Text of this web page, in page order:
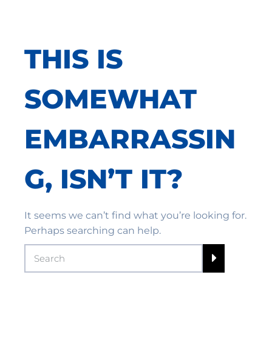
THIS IS
SOMEWHAT
EMBARRASSIN
G, ISN’T IT?
It seems we can’t find what you’re looking for.
Perhaps searching can help.